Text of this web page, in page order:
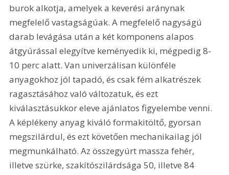
burok alkotja, amelyek a keverési aránynak
megfelelő vastagságúak. A megfelelő nagyságú
darab levágása után a két komponens alapos
átgyúrással elegyítve keményedik ki, mégpedig 8-
10 perc alatt. Van univerzálisan különféle
anyagokhoz jól tapadó, és csak fém alkatrészek
ragasztásához való változatuk, és ezt
kiválasztásukkor eleve ajánlatos figyelembe venni.
A képlékeny anyag kiváló formakitöltő, gyorsan
megszilárdul, és ezt követően mechanikailag jól
megmunkálható. Az összegyúrt massza fehér,
illetve szürke, szakítószilárdsága 50, illetve 84